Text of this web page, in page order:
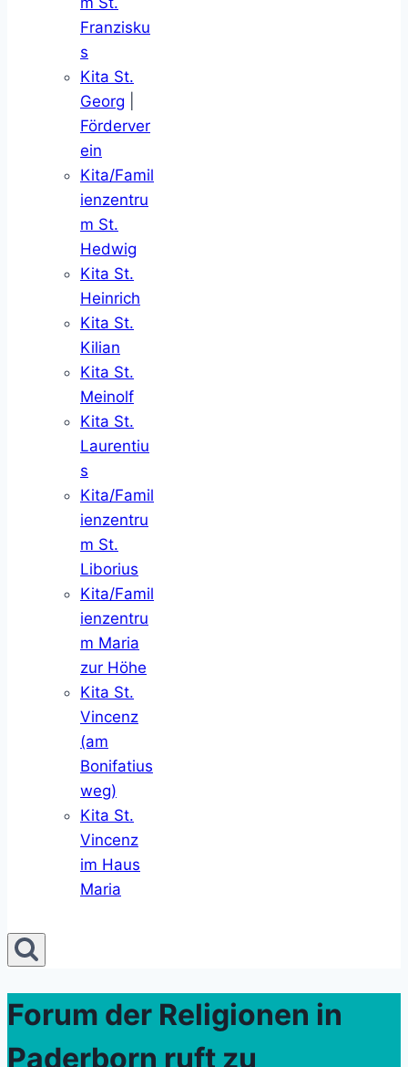
Franzisku
s
Kita St.
Georg
Förderver
ein
Kita/Famil
ienzentru
m St.
Hedwig
Kita St.
Heinrich
Kita St.
Kilian
Kita St.
Meinolf
Kita St.
Laurentiu
s
Kita/Famil
ienzentru
m St.
Liborius
Kita/Famil
ienzentru
m Maria
zur Höhe
Kita St.
Vincenz
(am
Bonifatius
weg)
Kita St.
Vincenz
im Haus
Maria
Forum der Religionen in
Paderborn ruft zu